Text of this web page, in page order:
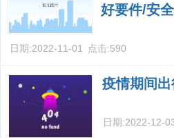
好要件/安
日期:2022-11-01 点击:590
疫情期间
日期:2022-12-